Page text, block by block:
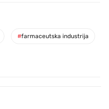
#farmaceutska industrija